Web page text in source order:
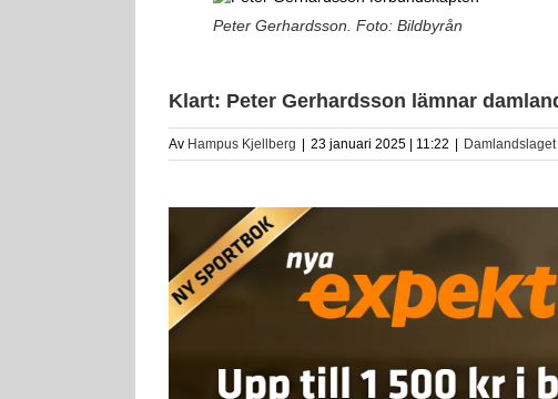
Peter Gerhardsson. Foto: Bildbyrån
Klart: Peter Gerhardsson lämnar
Av Hampus Kjellberg 23 januari 2025 | 11:22 Damlandslaget